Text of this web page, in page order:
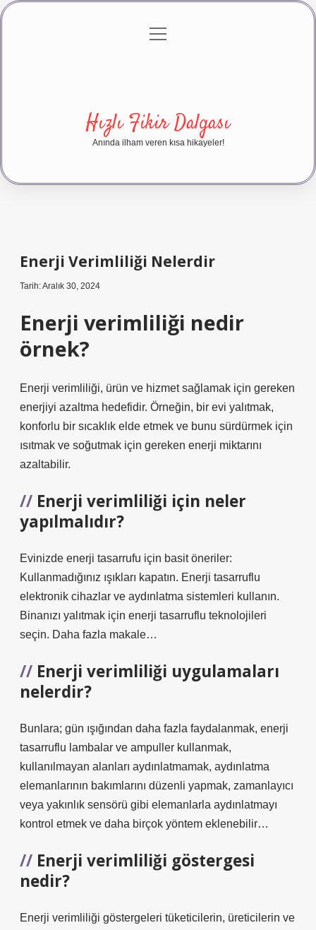
Gizlilik Politikası
menüyü
Hızlı Fikir Dalgası
Anında ilham veren kısa hikayeler!
Enerji Verimliliği Nelerdir
Tarih: Aralık 30, 2024
Enerji verimliliği nedir
örnek?
Enerji verimliliği, ürün ve hizmet sağlamak için gereken
enerjiyi azaltma hedefidir. Örneğin, bir evi yalıtmak,
konforlu bir sıcaklık elde etmek ve bunu sürdürmek için
ısıtmak ve soğutmak için gereken enerji miktarını
azaltabilir.
Enerji verimliliği için neler
yapılmalıdır?
Evinizde enerji tasarrufu için basit öneriler:
Kullanmadığınız ışıkları kapatın. Enerji tasarruflu
elektronik cihazlar ve aydınlatma sistemleri kullanın.
Binanızı yalıtmak için enerji tasarruflu teknolojileri
seçin. Daha fazla makale…
Enerji verimliliği uygulamaları
nelerdir?
Bunlara; gün ışığından daha fazla faydalanmak, enerji
tasarruflu lambalar ve ampuller kullanmak,
kullanılmayan alanları aydınlatmamak, aydınlatma
elemanlarının bakımlarını düzenli yapmak, zamanlayıcı
veya yakınlık sensörü gibi elemanlarla aydınlatmayı
kontrol etmek ve daha birçok yöntem eklenebilir…
Enerji verimliliği göstergesi
nedir?
Enerji verimliliği göstergeleri tüketicilerin, üreticilerin ve